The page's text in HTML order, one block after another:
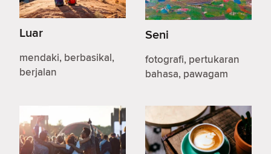
Luar
mendaki, berbasikal,
berjalan
Seni
fotografi, pertukaran
bahasa, pawagam